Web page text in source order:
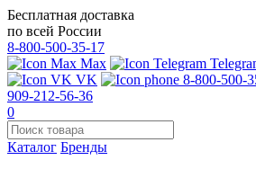
Бесплатная доставка
по всей России
8-800-500-35-17
Max
VK
8-800-500-
909-212-56-36
0
Каталог Бренды